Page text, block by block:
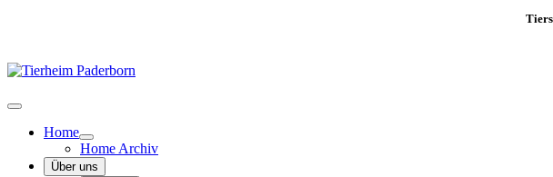
Home
Home Archiv
Über uns